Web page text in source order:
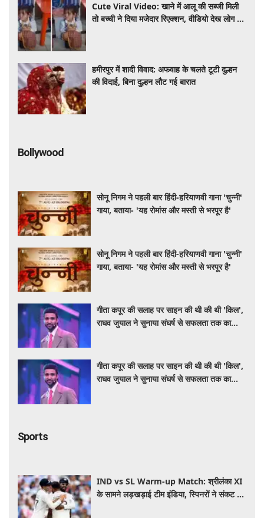
Cute Viral Video: खाने में आलू की सब्जी मिली
तो बच्ची ने दिया मजेदार रिएक्शन, वीडियो देख लोग हुए
हमीरपुर में शादी विवाद: अफवाह के चलते टूटी दुल्हन
की विदाई, बिना दुल्हन लौट गई बारात
Bollywood
सोनू निगम ने पहली बार हिंदी-हरियाणवी गाना 'चुन्नी'
गाया, बताया- 'यह रोमांस और मस्ती से भरपूर है'
सोनू निगम ने पहली बार हिंदी-हरियाणवी गाना 'चुन्नी'
गाया, बताया- 'यह रोमांस और मस्ती से भरपूर है'
गीता कपूर की सलाह पर साइन की थी की थी 'किल',
राघव जुयाल ने सुनाया संघर्ष से सफलता तक का
गीता कपूर की सलाह पर साइन की थी की थी 'किल',
राघव जुयाल ने सुनाया संघर्ष से सफलता तक का
Sports
IND vs SL Warm-up Match: श्रीलंका XI
के सामने लड़खड़ाई टीम इंडिया, स्पिनरों ने संकट में